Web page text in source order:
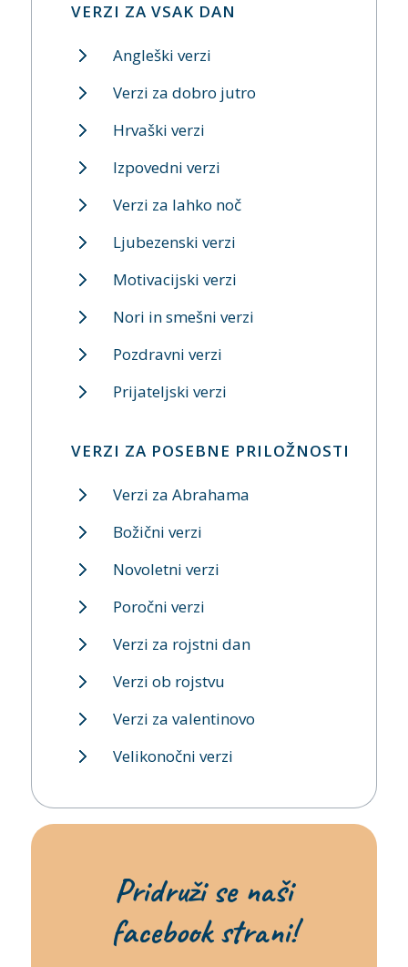
VERZI ZA VSAK DAN
Angleški verzi
Verzi za dobro jutro
Hrvaški verzi
Izpovedni verzi
Verzi za lahko noč
Ljubezenski verzi
Motivacijski verzi
Nori in smešni verzi
Pozdravni verzi
Prijateljski verzi
VERZI ZA POSEBNE PRILOŽNOSTI
Verzi za Abrahama
Božični verzi
Novoletni verzi
Poročni verzi
Verzi za rojstni dan
Verzi ob rojstvu
Verzi za valentinovo
Velikonočni verzi
Pridruži se naši
facebook strani!